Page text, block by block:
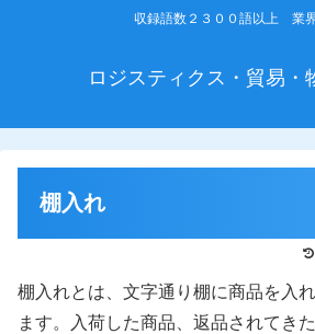
収録語数２３００語以上 業
ロジスティクス・貿易・
棚入れ
棚入れとは、文字通り棚に商品を入
ます。入荷した商品、返品されてき